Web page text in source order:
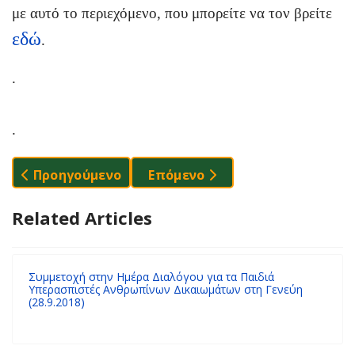
με αυτό το περιεχόμενο, που μπορείτε να τον βρείτε
εδώ.
.
.
Προηγούμενο Άρθρο: H Διαμόρφωση Σχολικού
Προηγούμενο Επόμενο Άρθρο: Ξεκίνημα
Επόμενο
Related Articles
Συμμετοχή στην Ημέρα Διαλόγου για τα Παιδιά
Υπερασπιστές Ανθρωπίνων Δικαιωμάτων στη Γενεύη
(28.9.2018)